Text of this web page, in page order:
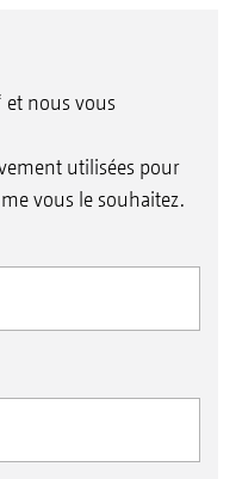
et nous vous
utilisées pour
vous le souhaitez.